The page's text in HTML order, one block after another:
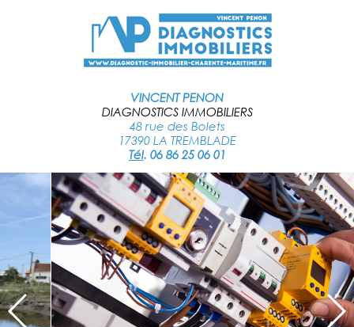
VINCENT PENON
DIAGNOSTICS IMMOBILIERS
48 rue des Bolets
17390 LA TREMBLADE
Tél. 06 86 25 06 01